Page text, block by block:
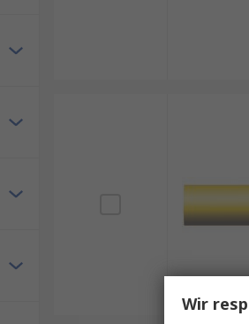
Wir